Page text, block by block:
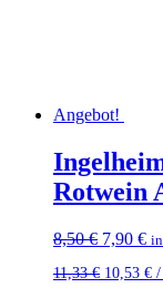
Angebot!
Rotwein
8,50€
war:
7,90 €
11,33€ 10,53 € /